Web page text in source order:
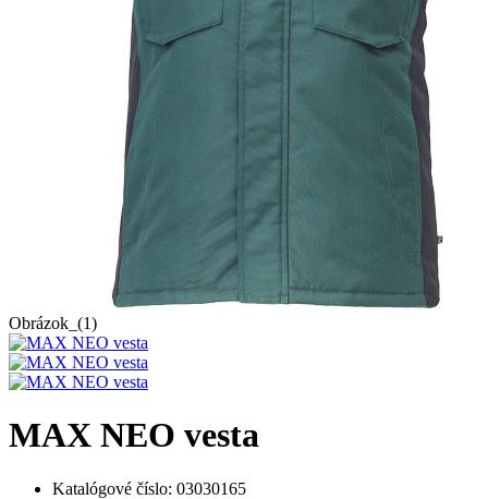
Obrázok_(1)
MAX NEO vesta
Katalógové číslo: 03030165